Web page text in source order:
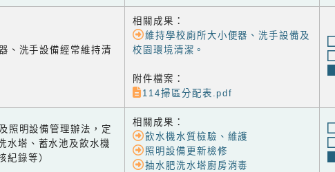
、洗手設備經常維持清
相關成果：
維持學校廁所大小便器、洗手設備及
校園環境清潔。
附件檔案：
114掃區分配表.pdf
照明設備管理辦法，定
水塔、蓄水池及飲水機
紀錄等）
相關成果：
飲水機水質檢驗、維護
照明設備更新檢修
抽水肥洗水塔廚房消毒